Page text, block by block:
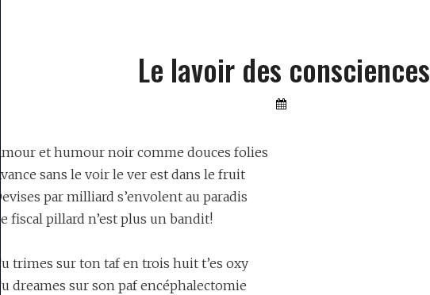
Le lavoir des consciences
By
Amour et humour noir comme douces folies
Avance sans le voir le ver est dans le fruit
Devises par milliard s’envolent au paradis
Le fiscal pillard n’est plus un bandit!
Tu trimes sur ton taf en trois huit t’es oxy
Tu dreames sur son paf encéphalectomie